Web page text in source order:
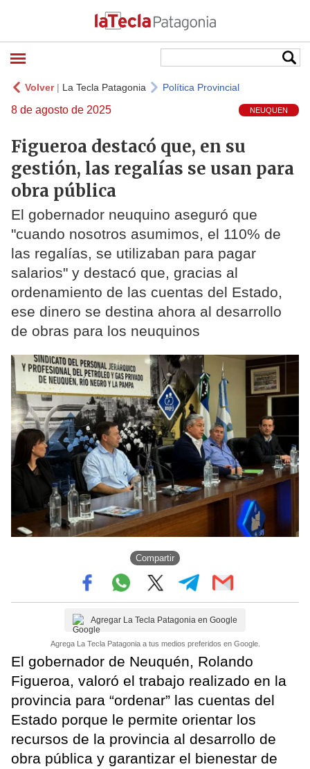
Volver| La Tecla Patagonia Política Provincial
8 de agosto de 2025 NEUQUEN
Figueroa destacó que, en su
gestión, las regalías se usan para
obra pública
El gobernador neuquino aseguró que
"cuando nosotros asumimos, el 110% de
las regalías, se utilizaban para pagar
salarios" y destacó que, gracias al
ordenamiento de las cuentas del Estado,
ese dinero se destina ahora al desarrollo
de obras para los neuquinos
Compartir
Agregar La Tecla Patagonia en Google
Agrega La Tecla Patagonia a tus medios preferidos en Google.
El gobernador de Neuquén, Rolando
Figueroa, valoró el trabajo realizado en la
provincia para “ordenar” las cuentas del
Estado porque le permite orientar los
recursos de la provincia al desarrollo de
obra pública y garantizar el bienestar de